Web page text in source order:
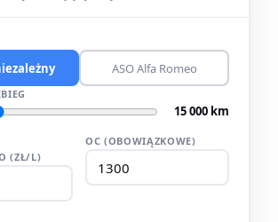
ASO Alfa Romeo
15 000 km
(ZŁ/L)
OC (OBOWIĄZKOWE)